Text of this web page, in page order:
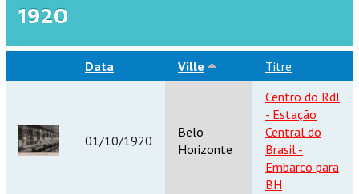
1920
Data Ville Titre
01/10/1920
Belo
Horizonte
Centro do RdJ
- Estação
Central do
Brasil -
Embarco para
BH